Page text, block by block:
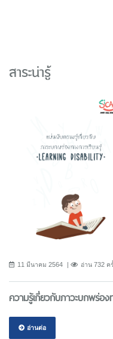
สาระน่ารู้
11 มีนาคม 2564 อ่าน 732 ค
ความรู้เกี่ยวกับภาวะบกพร่อง
อ่านต่อ